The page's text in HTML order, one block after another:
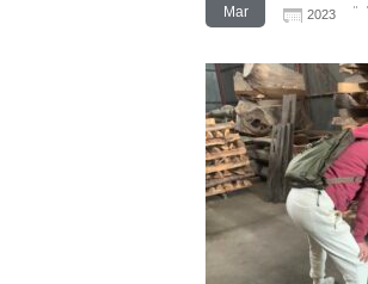
Mar
2023